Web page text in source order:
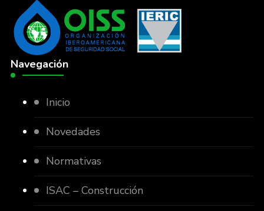
Navegación
Inicio
Novedades
Normativas
ISAC – Construcción